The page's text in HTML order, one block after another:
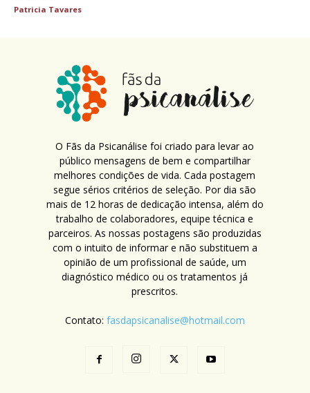
Patricia Tavares
O Fãs da Psicanálise foi criado para levar ao
público mensagens de bem e compartilhar
melhores condições de vida. Cada postagem
segue sérios critérios de seleção. Por dia são
mais de 12 horas de dedicação intensa, além do
trabalho de colaboradores, equipe técnica e
parceiros. As nossas postagens são produzidas
com o intuito de informar e não substituem a
opinião de um profissional de saúde, um
diagnóstico médico ou os tratamentos já
prescritos.
Contato: fasdapsicanalise@hotmail.com